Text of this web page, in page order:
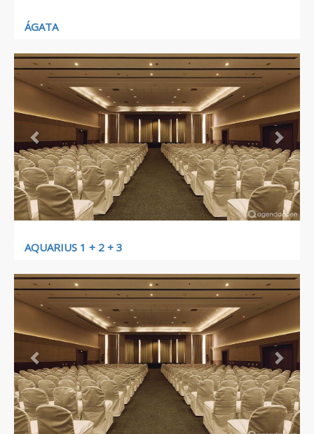
ÁGATA
Previous Next
AQUARIUS 1 + 2 + 3
Previous Next